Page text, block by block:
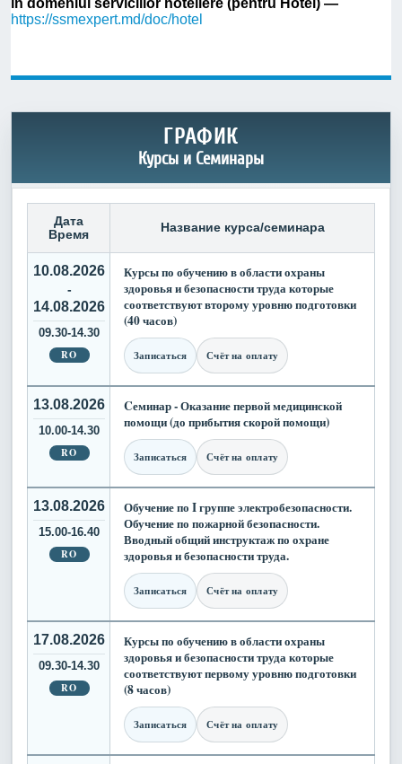
https://ssmexpert.md/doc/hotel
ГРАФИК
Курсы и Семинары
Дата
Время
Название курса/семинара
10.08.2026
-
14.08.2026
09.30-14.30
RO
Курсы по обучению в области охраны
здоровья и безопасности труда которые
соответствуют второму уровню подготовки
(40 часов)
Записаться Счёт на оплату
13.08.2026
10.00-14.30
RO
Cеминар - Оказание первой медицинской
помощи (до прибытия скорой помощи)
Записаться Счёт на оплату
13.08.2026
15.00-16.40
RO
Обучение по I группе электробезопасности.
Обучение по пожарной безопасности.
Вводный общий инструктаж по охране
здоровья и безопасности труда.
Записаться Счёт на оплату
17.08.2026
09.30-14.30
RO
Курсы по обучению в области охраны
здоровья и безопасности труда которые
соответствуют первому уровню подготовки
(8 часов)
Записаться Счёт на оплату